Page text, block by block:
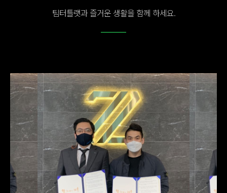
팀터틀랫과 즐거운 생활을 함께 하세요.